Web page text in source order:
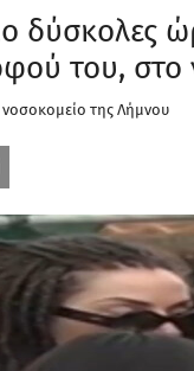
δύσκολες
του, στο
της Λήμνου